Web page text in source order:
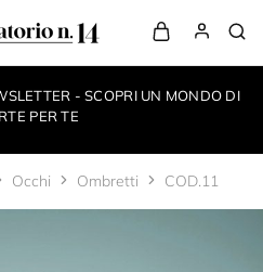
- SCOPRI UN MONDO DI
PER TE
Occhi Ombretti COD.11